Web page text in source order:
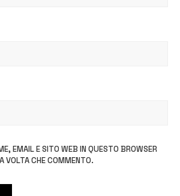
EMAIL E SITO WEB IN QUESTO BROWSER
VOLTA CHE COMMENTO.